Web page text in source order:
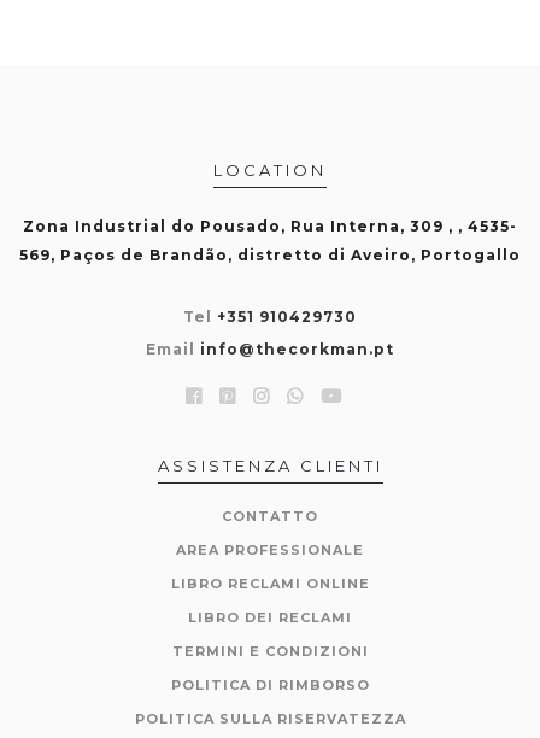
LOCATION
Zona Industrial do Pousado, Rua Interna, 309 , , 4535-
569, Paços de Brandão, distretto di Aveiro, Portogallo
Tel +351 910429730
Email info@thecorkman.pt
ASSISTENZA CLIENTI
CONTATTO
AREA PROFESSIONALE
LIBRO RECLAMI ONLINE
LIBRO DEI RECLAMI
TERMINI E CONDIZIONI
POLITICA DI RIMBORSO
POLITICA SULLA RISERVATEZZA